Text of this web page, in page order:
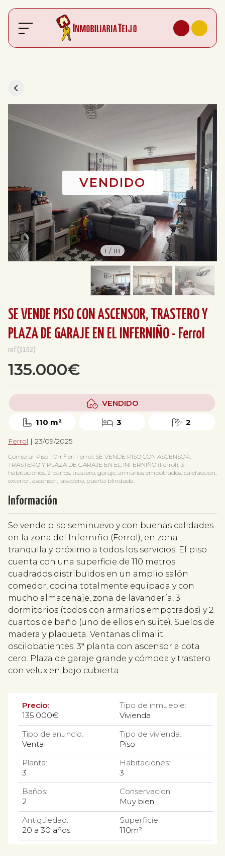
1 /18
SE VENDE PISO CON ASCENSOR, TRASTERO Y
PLAZA DE GARAJE EN EL INFERNIÑO - Ferrol
ref(3102)
135.000€
VENDIDO
110 m² 3 2
Ferrol | 23/09/2025
Comprar Piso 110m² en Ferrol. SE VENDE PISO CON ASCENSOR,
TRASTERO Y PLAZA DE GARAJE EN EL INFERNIÑO (Ferrol), 3
habitaciones, 2 baños, trastero, garaje, armarios empotrados, calefacción,
exterior, ascensor, lavadero, puerta blindada.
Información
Se vende piso seminuevo y con buenas calidades
en la zona del Inferniño (Ferrol), en zona
tranquila y próximo a todos los servicios. El piso
cuenta con una superficie de 110 metros
cuadrados distribuidos en un amplio salón
comedor, cocina totalmente equipada y con
mucho almacenaje, zona de lavandería, 3
dormitorios (todos con armarios empotrados) y 2
cuartos de baño (uno de ellos en suite). Suelos de
madera y plaqueta. Ventanas climalit
oscilobatientes. 3ª planta con ascensor a cota
cero. Plaza de garaje grande y cómoda y trastero
con velux en bajo cubierta.
Precio:
135.000€
Tipo de inmueble:
Vivienda
Tipo de anuncio:
Venta
Tipo de vivienda:
Piso
Planta:
3
Habitaciones:
3
Baños:
2
Conservacion:
Muy bien
Antigüedad:
20 a 30 años
Superficie:
110m²